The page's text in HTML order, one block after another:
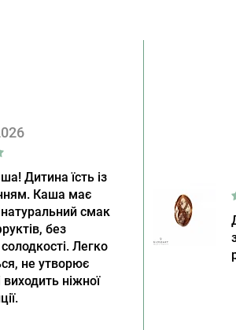
Дитина їсть із
Каша має
смак
без
Легко
не утворює
виходить ніжної